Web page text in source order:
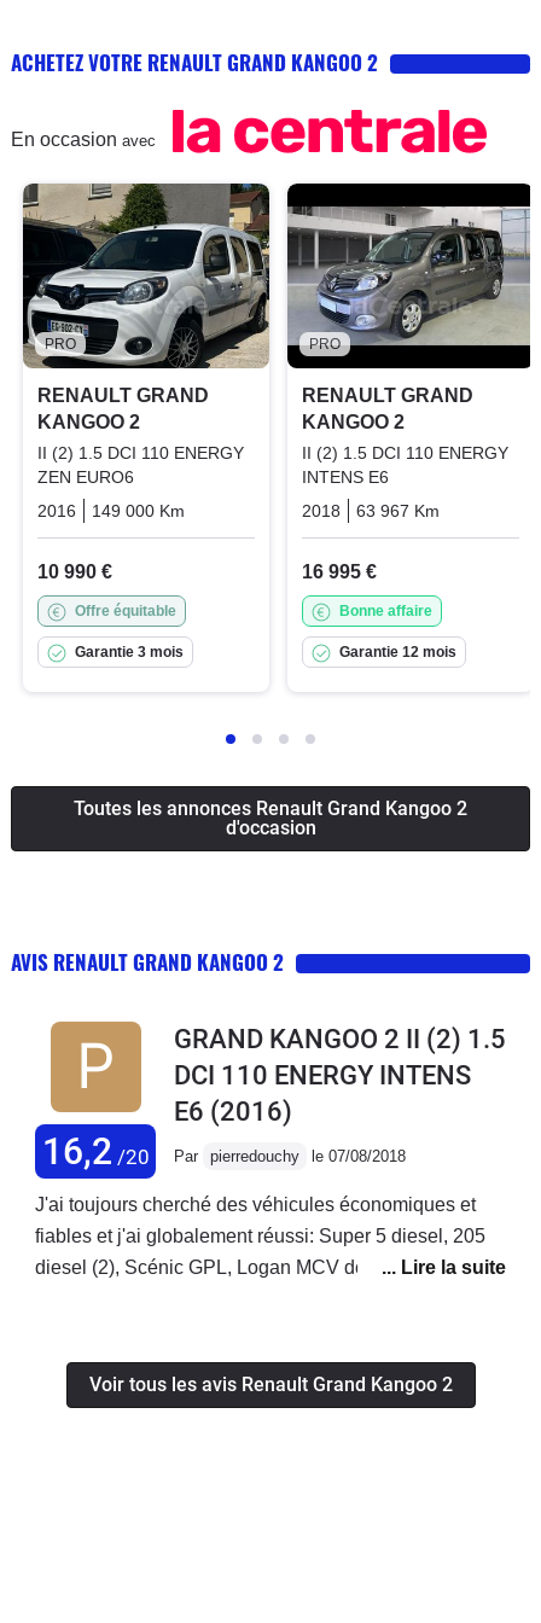
ACHETEZ VOTRE RENAULT GRAND KANGOO 2
En occasion avec
PRO
RENAULT GRAND
KANGOO 2
II (2) 1.5 DCI 110 ENERGY
ZEN EURO6
2016
149 000 Km Diesel
10 990 €
Offre équitable
Garantie 3 mois
PRO
RENAULT GRAND
KANGOO 2
II (2) 1.5 DCI 110 ENERGY
INTENS E6
2018
63 967 Km
16 995 €
Bonne affaire
Garantie 12 mois
Toutes les annonces Renault Grand Kangoo 2
d'occasion
AVIS RENAULT GRAND KANGOO 2
16,2 /20
GRAND KANGOO 2 II (2) 1.5
DCI 110 ENERGY INTENS
E6 (2016)
Par pierredouchy le 07/08/2018
J'ai toujours cherché des véhicules économiques et
fiables et j'ai globalement réussi: Super 5 diesel, 205
diesel (2), Scénic GPL, Logan MCV dci 7 places,
sûr un entretien sérieux (parfois plus souvent que les
préconisations constructeur). Tout ça pour vous dire
Voir tous les avis Renault Grand Kangoo 2